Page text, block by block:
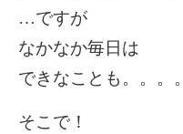
…ですが
なかなか毎日は
できなことも。。。。
そこで！